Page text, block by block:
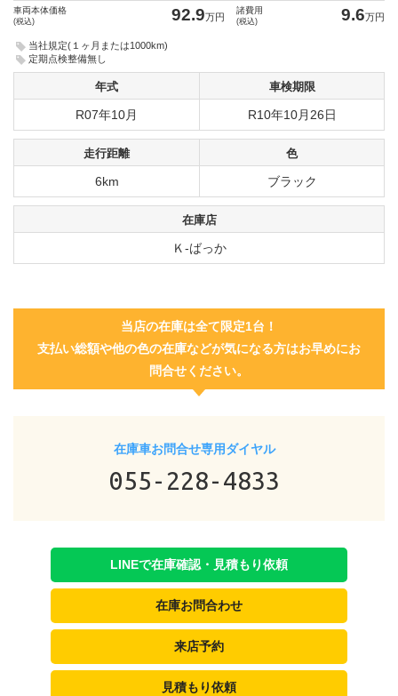
車両本体価格
(税込) 92.9万円
諸費用
(税込) 9.6万円
当社規定(１ヶ月または1000km)
定期点検整備無し
年式 車検期限
R07年10月 R10年10月26日
走行距離 色
6km ブラック
在庫店
Ｋ-ばっか
当店の在庫は全て限定1台！
支払い総額や他の色の在庫などが気になる方はお早めにお
問合せください。
在庫車お問合せ専用ダイヤル
055-228-4833
LINEで在庫確認・見積もり依頼
在庫お問合わせ
来店予約
見積もり依頼